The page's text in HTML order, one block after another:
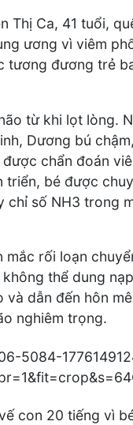
Thị Ca, 41 tuổi,
ương vì viêm
tương đương trẻ
từ khi lọt lòng.
Dương bú
chẩn đoán
bé được
chỉ số NH3 trong
rối loạn
thể dung
dẫn đến hôn
nghiêm trọng.
con 20 tiếng vì